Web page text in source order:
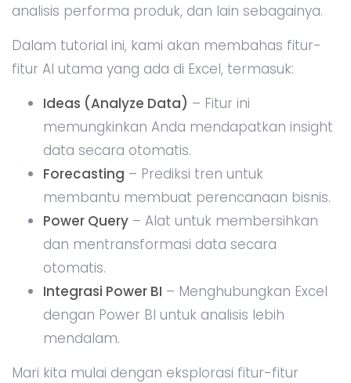
analisis performa produk, dan lain sebagainya.
Dalam tutorial ini, kami akan membahas fitur-
fitur AI utama yang ada di Excel, termasuk:
Ideas (Analyze Data) – Fitur ini
memungkinkan Anda mendapatkan insight
data secara otomatis.
Forecasting – Prediksi tren untuk
membantu membuat perencanaan bisnis.
Power Query – Alat untuk membersihkan
dan mentransformasi data secara
otomatis.
Integrasi Power BI – Menghubungkan Excel
dengan Power BI untuk analisis lebih
mendalam.
Mari kita mulai dengan eksplorasi fitur-fitur